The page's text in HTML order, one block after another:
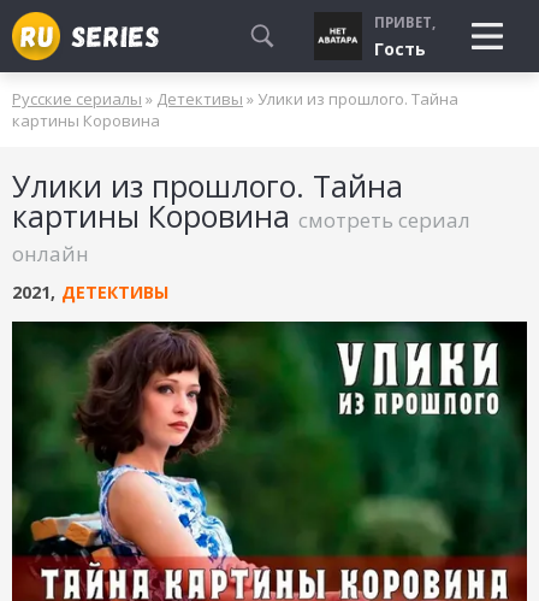
СМОТРЮ
УЖЕ СМОТРЕЛ
ПРИВЕТ,
Гость
Русские сериалы » Детективы » Улики из прошлого. Тайна
картины Коровина
Улики из прошлого. Тайна
картины Коровина смотреть сериал
онлайн
2021, ДЕТЕКТИВЫ